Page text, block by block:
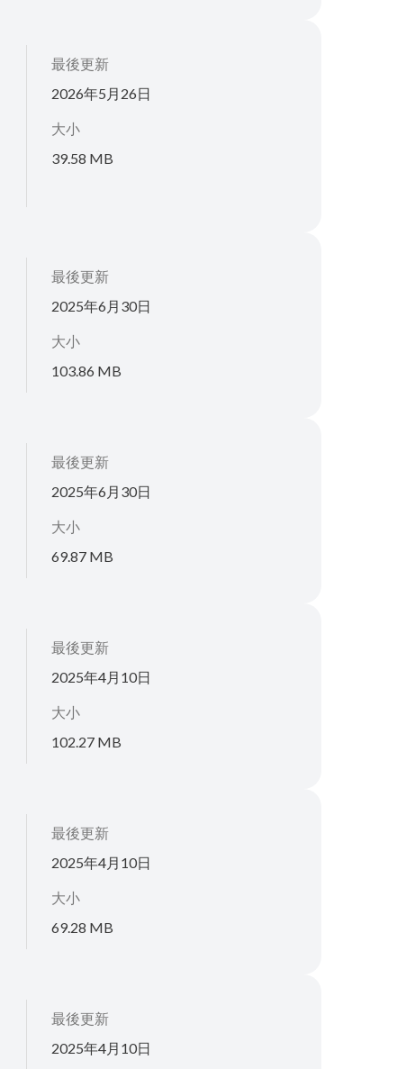
最後更新
2026年5月26日
大小
39.58 MB
最後更新
2025年6月30日
大小
103.86 MB
最後更新
2025年6月30日
大小
69.87 MB
最後更新
2025年4月10日
大小
102.27 MB
最後更新
2025年4月10日
大小
69.28 MB
最後更新
2025年4月10日